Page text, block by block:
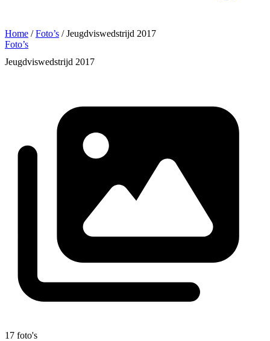
Home /Foto’s /Jeugdviswedstrijd 2017
Foto’s
Jeugdviswedstrijd 2017
17 foto's